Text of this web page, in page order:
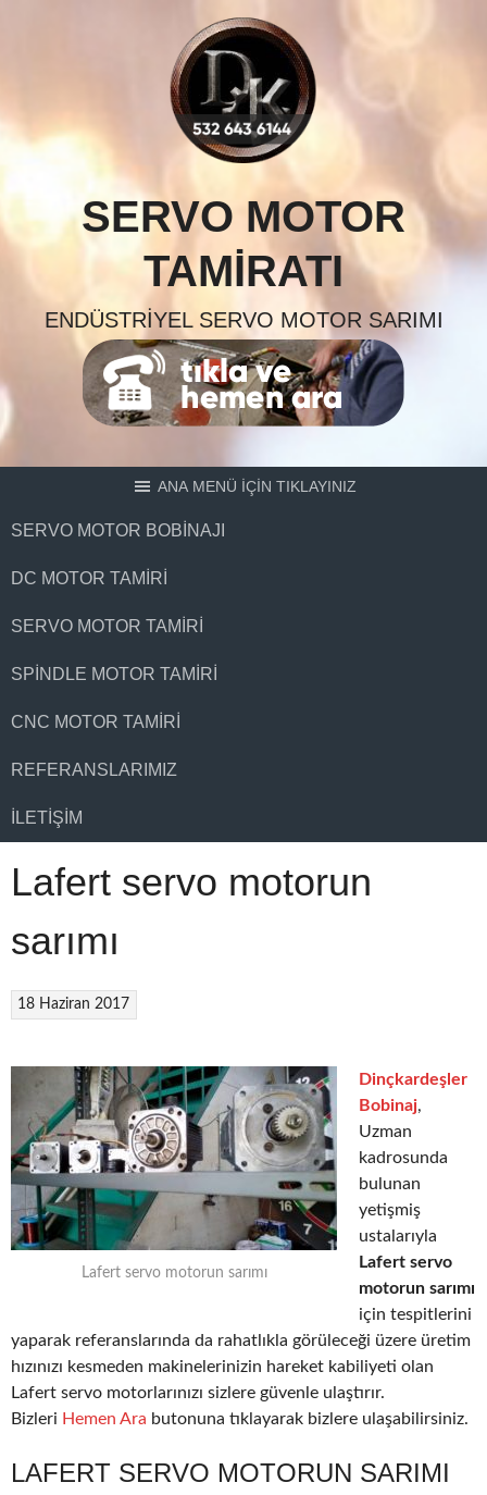
SERVO MOTOR
TAMIRATI
ENDÜSTRIYEL SERVO MOTOR SARIMI
ANA MENÜ İÇİN TIKLAYINIZ
SERVO MOTOR BOBINAJI
DC MOTOR TAMIRI
SERVO MOTOR TAMIRI
SPINDLE MOTOR TAMIRI
CNC MOTOR TAMIRI
REFERANSLARIMIZ
İLETIŞIM
Lafert servo motorun
sarımı
18 Haziran 2017
Lafert servo motorun sarımı
Dinçkardeşler
Bobinaj,
Uzman
kadrosunda
bulunan
yetişmiş
ustalarıyla
Lafert servo
motorun sarımı
için tespitlerini
yaparak referanslarında da rahatlıkla görüleceği üzere üretim
hızınızı kesmeden makinelerinizin hareket kabiliyeti olan
Lafert servo motorlarınızı sizlere güvenle ulaştırır.
Bizleri Hemen Ara butonuna tıklayarak bizlere ulaşabilirsiniz.
LAFERT SERVO MOTORUN SARIMI